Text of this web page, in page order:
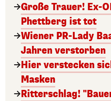
Große Trauer! Ex-
Phettberg ist tot
Wiener PR-Lady
Jahren verstorben
Hier verstecken
Masken
Ritterschlag!